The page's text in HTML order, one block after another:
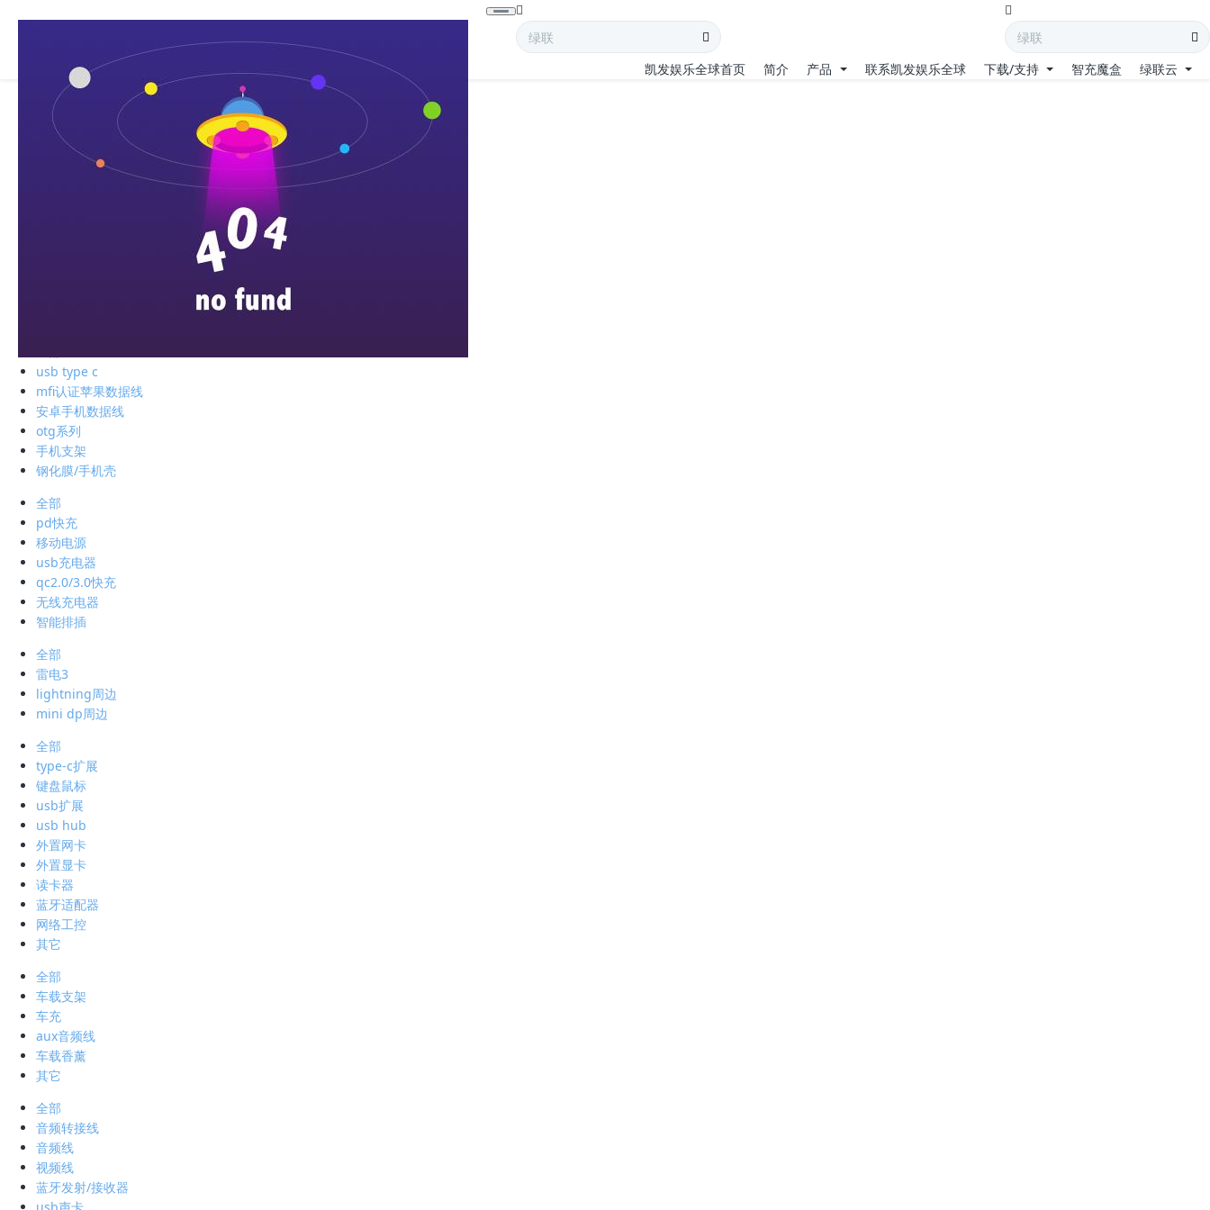
凯发娱乐全球首页 简介 产品 联系凯发娱乐全球 下载/支持 智充魔盒 绿联云
全部
电子存储
蓝牙耳机
手机周边
智能充电
苹果周边
usb type c
mfi认证苹果数据线
安卓手机数据线
otg系列
手机支架
钢化膜/手机壳
全部
pd快充
移动电源
usb充电器
qc2.0/3.0快充
无线充电器
智能排插
全部
雷电3
lightning周边
mini dp周边
全部
type-c扩展
键盘鼠标
usb扩展
usb hub
外置网卡
外置显卡
读卡器
蓝牙适配器
网络工控
其它
全部
车载支架
车充
aux音频线
车载香薰
其它
全部
音频转接线
音频线
视频线
蓝牙发射/接收器